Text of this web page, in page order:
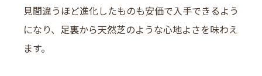
見間違うほど進化したものも安価で入手できるよう
になり、足裏から天然芝のような心地よさを味わえ
ます。